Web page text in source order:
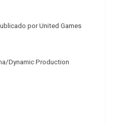
por United Games
Dynamic Production